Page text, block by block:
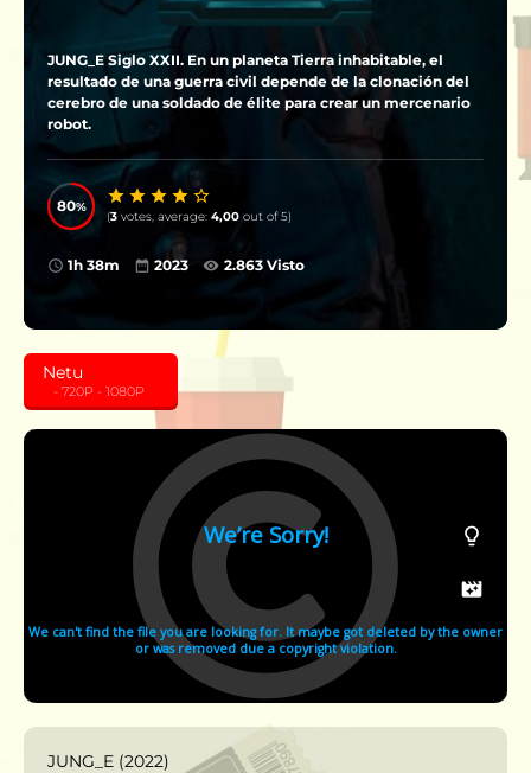
JUNG_E Siglo XXII. En un planeta Tierra inhabitable, el
resultado de una guerra civil depende de la clonación del
cerebro de una soldado de élite para crear un mercenario
robot.
80
(3 votes, average: 4,00 out of 5)
1h 38m 2023 2.863 Visto
Netu
‎ ‎ ‎ - 720P - 1080P
JUNG_E (2022)